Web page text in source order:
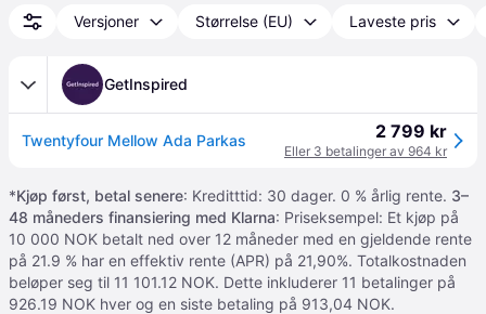
Versjoner Størrelse (EU) Laveste pris
GetInspired
Twentyfour Mellow Ada Parkas 2 799 kr
Eller 3 betalinger av 964 kr
*Kjøp først, betal senere: Kreditttid: 30 dager. 0 % årlig rente. 3–
48 måneders finansiering med Klarna: Priseksempel: Et kjøp på
10 000 NOK betalt ned over 12 måneder med en gjeldende rente
på 21.9 % har en effektiv rente (APR) på 21,90%. Totalkostnaden
beløper seg til 11 101.12 NOK. Dette inkluderer 11 betalinger på
926.19 NOK hver og en siste betaling på 913,04 NOK.